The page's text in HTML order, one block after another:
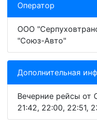
Оператор
ООО
"Союз-Авто"
Дополнительная
Вечерние рейсы от
21:42, 22:00, 22:51,